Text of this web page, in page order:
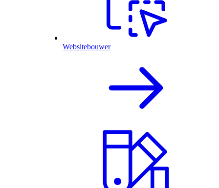
Websitebouwer